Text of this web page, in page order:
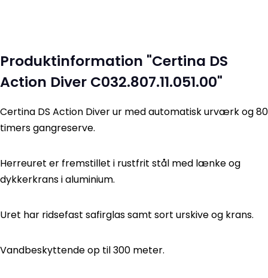
Produktinformation "Certina DS
Action Diver C032.807.11.051.00"
Certina DS Action Diver ur med automatisk urværk og 80
timers gangreserve.
Herreuret er fremstillet i rustfrit stål med lænke og
dykkerkrans i aluminium.
Uret har ridsefast safirglas samt sort urskive og krans.
Vandbeskyttende op til 300 meter.